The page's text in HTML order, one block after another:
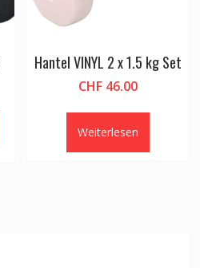
Hantel VINYL 2 x 1.5 kg Set
CHF 46.00
Weiterlesen